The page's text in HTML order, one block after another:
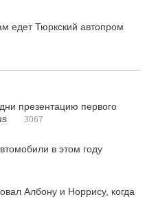
едет Тюркский автопром
презентацию первого
3067
в этом году
Албону и Норрису, когда